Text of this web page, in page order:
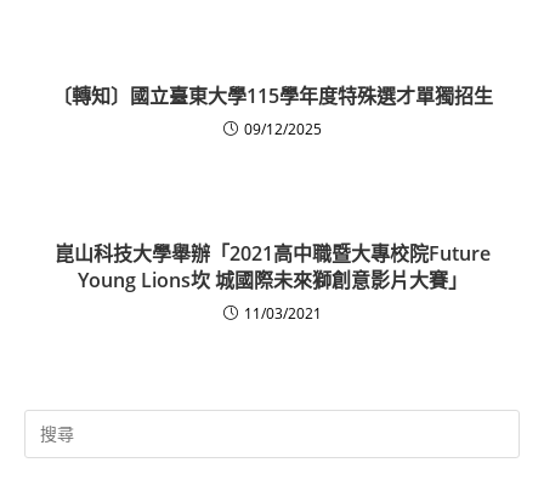
〔轉知〕國立臺東大學115學年度特殊選才單獨招生
09/12/2025
崑山科技大學舉辦「2021高中職暨大專校院Future
Young Lions坎 城國際未來獅創意影片大賽」
11/03/2021
Search
for: